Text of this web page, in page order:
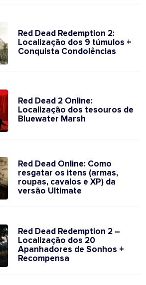
Red Dead Redemption 2:
Localização dos 9 túmulos +
Conquista Condolências
Red Dead 2 Online:
Localização dos tesouros de
Bluewater Marsh
Red Dead Online: Como
resgatar os itens (armas,
roupas, cavalos e XP) da
versão Ultimate
Red Dead Redemption 2 –
Localização dos 20
Apanhadores de Sonhos +
Recompensa